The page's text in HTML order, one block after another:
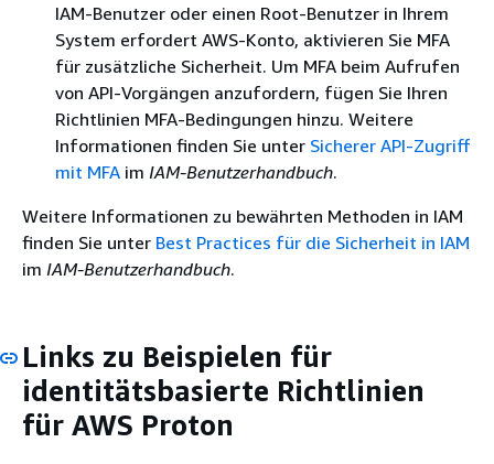
IAM-Benutzer oder einen Root-Benutzer in Ihrem
System erfordert AWS-Konto, aktivieren Sie MFA
für zusätzliche Sicherheit. Um MFA beim Aufrufen
von API-Vorgängen anzufordern, fügen Sie Ihren
Richtlinien MFA-Bedingungen hinzu. Weitere
Informationen finden Sie unter Sicherer API-Zugriff
mit MFA im IAM-Benutzerhandbuch.
Weitere Informationen zu bewährten Methoden in IAM
finden Sie unter Best Practices für die Sicherheit in IAM
im IAM-Benutzerhandbuch.
Links zu Beispielen für
identitätsbasierte Richtlinien
für AWS Proton